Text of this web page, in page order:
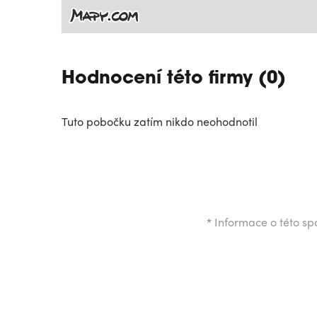
Hodnocení této firmy (0)
Tuto pobočku zatím nikdo neohodnotil
* Informace o této